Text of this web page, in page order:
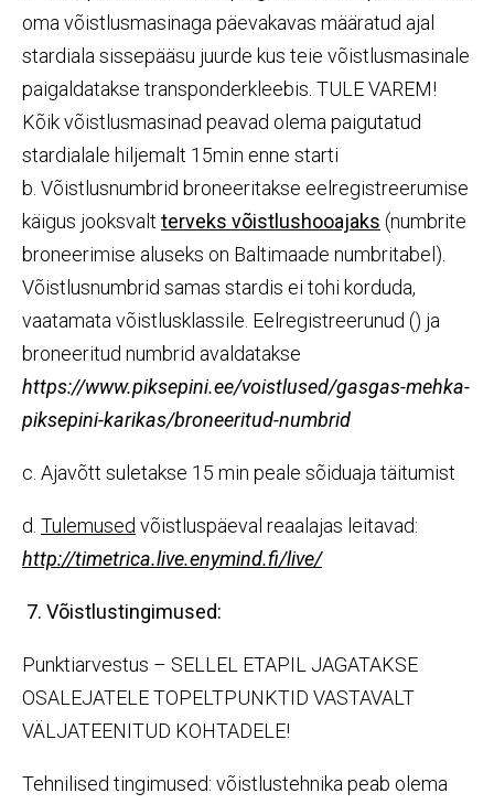
oma võistlusmasinaga päevakavas määratud ajal
stardiala sissepääsu juurde kus teie võistlusmasinale
paigaldatakse transponderkleebis. TULE VAREM!
Kõik võistlusmasinad peavad olema paigutatud
stardialale hiljemalt 15min enne starti
b. Võistlusnumbrid broneeritakse eelregistreerumise
käigus jooksvalt terveks võistlushooajaks (numbrite
broneerimise aluseks on Baltimaade numbritabel).
Võistlusnumbrid samas stardis ei tohi korduda,
vaatamata võistlusklassile. Eelregistreerunud () ja
broneeritud numbrid avaldatakse
https://www.piksepini.ee/voistlused/gasgas-mehka-
piksepini-karikas/broneeritud-numbrid
c. Ajavõtt suletakse 15 min peale sõiduaja täitumist
d. Tulemused võistluspäeval reaalajas leitavad:
http://timetrica.live.enymind.fi/live/
7. Võistlustingimused:
Punktiarvestus – SELLEL ETAPIL JAGATAKSE
OSALEJATELE TOPELTPUNKTID VASTAVALT
VÄLJATEENITUD KOHTADELE!
Tehnilised tingimused: võistlustehnika peab olema